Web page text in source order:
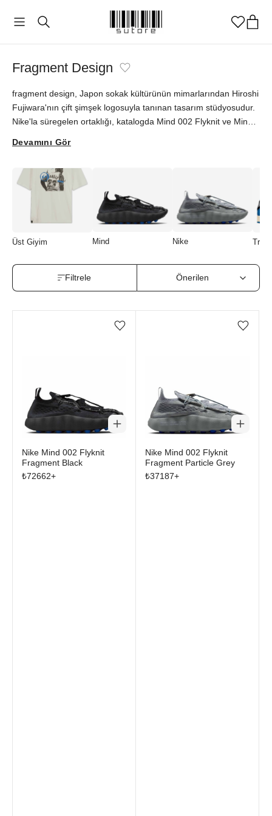
Fragment Design
fragment design, Japon sokak kültürünün mimarlarından Hiroshi
Fujiwara'nın çift şimşek logosuyla tanınan tasarım stüdyosudur.
Nike'la süregelen ortaklığı, katalogda Mind 002 Flyknit ve Mind
güvencesiyle sutore'de bulabilirsiniz.
Devamını Gör
Üst Giyim Mind Nike
Filtrele
Favorilere ekle/çıkar
Nike Mind 002 Flyknit
Fragment Black
₺72662+
Favorilere ekle/çıkar
Nike Mind 002 Flyknit
Fragment Particle Grey
₺37187+